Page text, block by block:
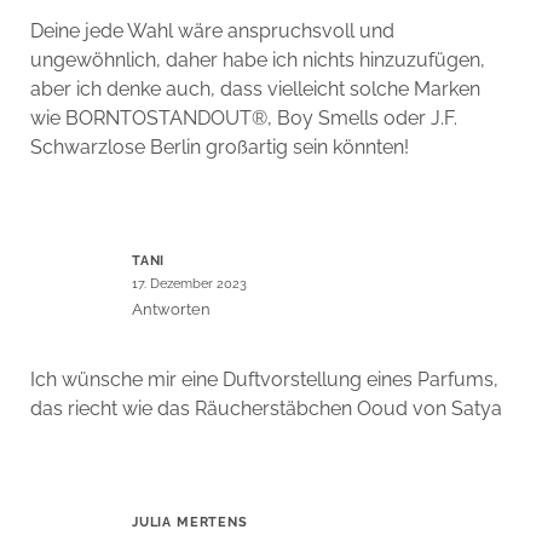
Deine jede Wahl wäre anspruchsvoll und
ungewöhnlich, daher habe ich nichts hinzuzufügen,
aber ich denke auch, dass vielleicht solche Marken
wie BORNTOSTANDOUT®, Boy Smells oder J.F.
Schwarzlose Berlin großartig sein könnten!
TANI
17. Dezember 2023
Antworten
Ich wünsche mir eine Duftvorstellung eines Parfums,
das riecht wie das Räucherstäbchen Ooud von Satya
JULIA MERTENS